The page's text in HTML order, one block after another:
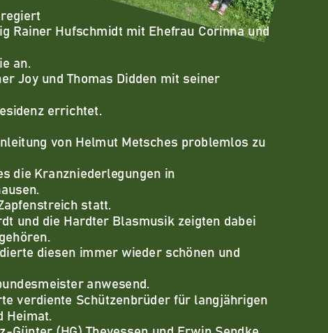
Rainer Hufschmidt mit Ehefrau Corinna und
an.
Joy und Thomas Didden mit seiner
errichtet.
g von Helmut Metsches problemlos zu
die Kranzniederlegungen in
statt.
und die Hardter Blasmusik zeigten dabei
diesen immer wieder schönen und
anwesend.
verdiente Schützenbrüder für langjährigen
Heimat.
- Günter (HG) Thevessen und Erwin Sendke.